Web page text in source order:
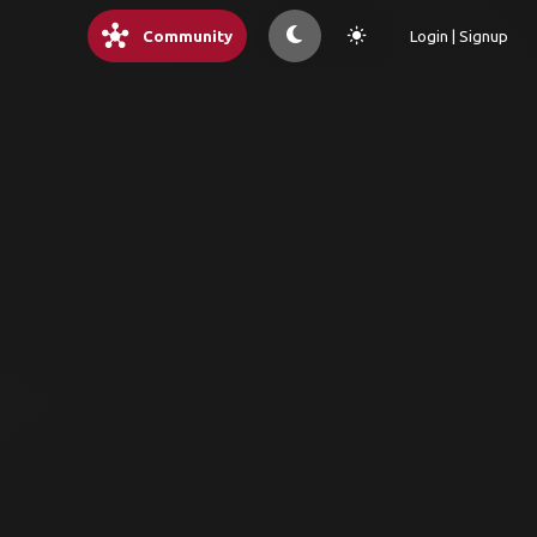
hub Community light_mode Login | Signup